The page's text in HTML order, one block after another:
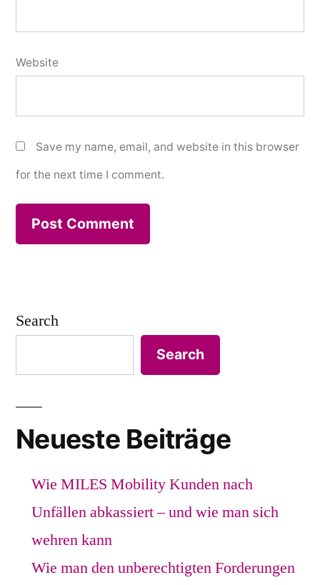
Website
Save my name, email, and website in this browser
for the next time I comment.
Search
Search
Neueste Beiträge
Wie MILES Mobility Kunden nach
Unfällen abkassiert – und wie man sich
wehren kann
Wie man den unberechtigten Forderungen